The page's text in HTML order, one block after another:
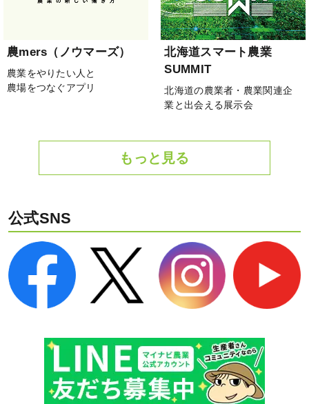
農mers（ノウマーズ）
農業をやりたい人と
農場をつなぐアプリ
北海道スマート農業
SUMMIT
北海道の農業者・農業関連企
業と出会える展示会
もっと見る
公式SNS